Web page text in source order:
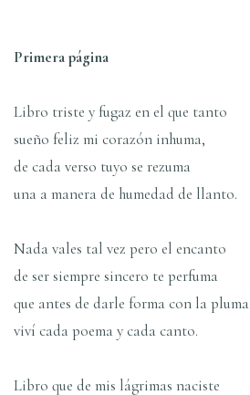
Primera página
Libro triste y fugaz en el que tanto
sueño feliz mi corazón inhuma,
de cada verso tuyo se rezuma
una a manera de humedad de llanto.
Nada vales tal vez pero el encanto
de ser siempre sincero te perfuma
que antes de darle forma con la pluma
viví cada poema y cada canto.
Libro que de mis lágrimas naciste